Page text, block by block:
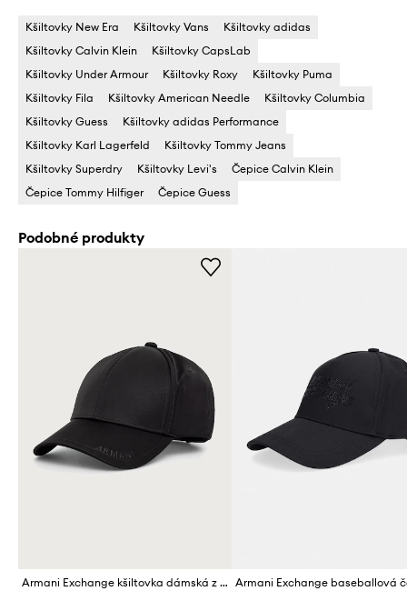
Kšiltovky New Era Kšiltovky Vans
Kšiltovky adidas
Kšiltovky Calvin Klein
Kšiltovky CapsLab
Kšiltovky Under Armour
Kšiltovky Roxy
Kšiltovky Puma
Kšiltovky Fila
Kšiltovky American Needle
Kšiltovky Columbia
Kšiltovky Guess
Kšiltovky adidas Performance
Kšiltovky Karl Lagerfeld
Kšiltovky Tommy Jeans
Kšiltovky Superdry
Kšiltovky Levi's
Čepice Calvin Klein
Čepice Tommy Hilfiger
Čepice Guess
Podobné produkty
Armani Exchange kšiltovka dámská z viskózy